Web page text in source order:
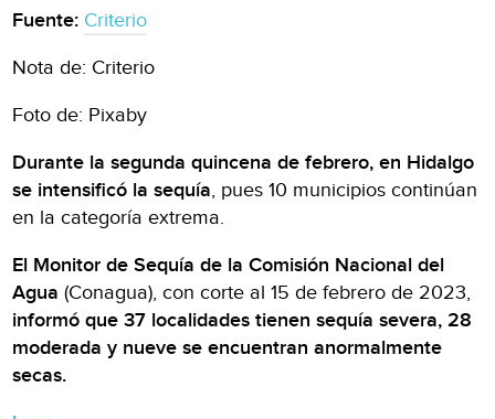
Fuente: Criterio
Nota de: Criterio
Foto de: Pixaby
Durante la segunda quincena de febrero, en Hidalgo
se intensificó la sequía, pues 10 municipios continúan
en la categoría extrema.
El Monitor de Sequía de la Comisión Nacional del
Agua (Conagua), con corte al 15 de febrero de 2023,
informó que 37 localidades tienen sequía severa, 28
moderada y nueve se encuentran anormalmente
secas.